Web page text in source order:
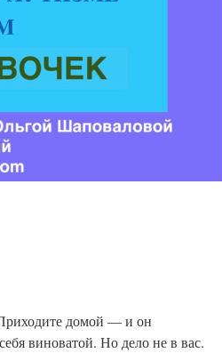
домой — и он
виноватой. Но дело не в вас.